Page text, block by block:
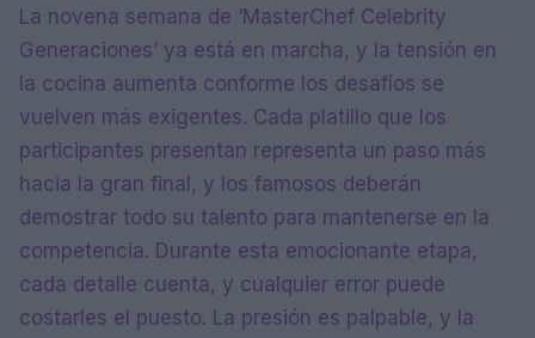
La novena semana de ‘MasterChef Celebrity
Generaciones’ ya está en marcha, y la tensión en
la cocina aumenta conforme los desafíos se
vuelven más exigentes. Cada platillo que los
participantes presentan representa un paso más
hacia la gran final, y los famosos deberán
demostrar todo su talento para mantenerse en la
competencia. Durante esta emocionante etapa,
cada detalle cuenta, y cualquier error puede
costarles el puesto. La presión es palpable, y la